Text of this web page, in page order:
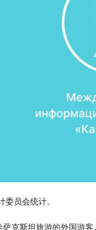
员会统计。
萨克斯坦旅游的外国游